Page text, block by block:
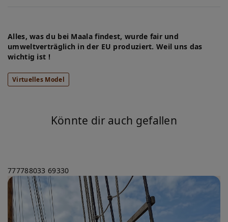
Alles, was du bei Maala findest, wurde fair und
umweltverträglich in der EU produziert. Weil uns das
wichtig ist !
Virtuelles Model
Könnte dir auch gefallen
777788033 69330